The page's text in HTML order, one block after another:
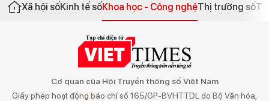
Xã hội sốKinh tế sốKhoa học - Công nghệThị trường số
Cơ quan của Hội Truyền thông số Việt Nam
Giấy phép hoạt động báo chí số 165/GP-BVHTTDL do Bộ Văn hóa,